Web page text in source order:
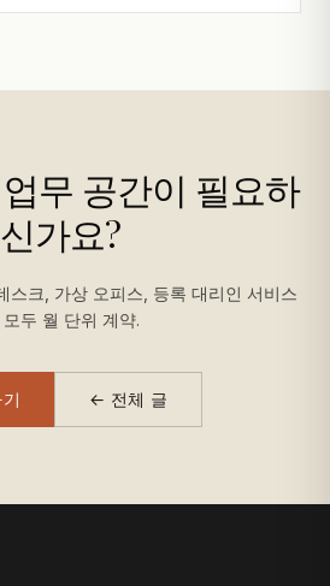
무 공간이 필요하
신가요?
스크, 가상 오피스, 등록 대리인 서비스
두 월 단위 계약.
← 전체 글